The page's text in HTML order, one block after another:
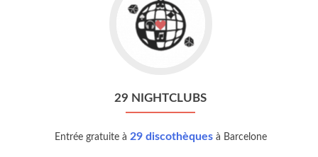
29 NIGHTCLUBS
Entrée gratuite à 29 discothèquesà Barcelone